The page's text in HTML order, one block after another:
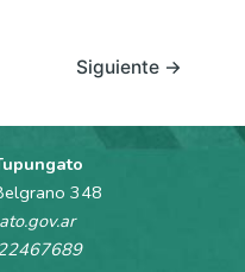
Siguiente →
348